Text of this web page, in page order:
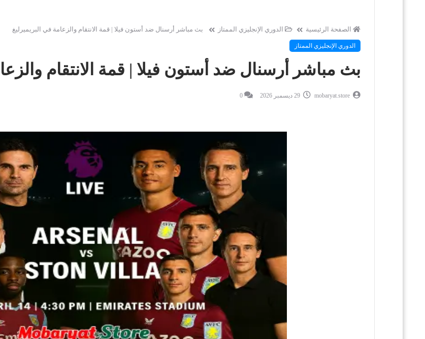
الصفحة الرئيسية الدوري الإنجليزي الممتاز بث مباشر أرسنال ضد أستون فيلا | قمة الانتقام والزعامة في البريميرليغ
الدوري الإنجليزي الممتاز
بث مباشر أرسنال ضد أستون فيلا | قمة الانتقام
mobaryat.store 29 ديسمبر 2026 0